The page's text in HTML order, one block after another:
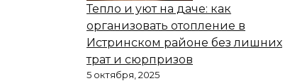
Тепло и уют на даче: как
организовать отопление в
Истринском районе без лишних
трат и сюрпризов
5 октября, 2025